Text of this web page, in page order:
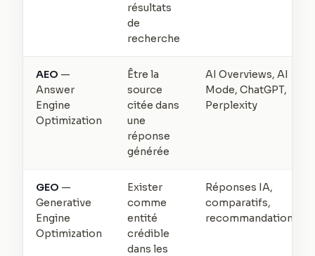
résultats
de
recherche
AEO —
Answer
Engine
Optimization
Être la
source
citée dans
une
réponse
générée
AI Overviews, AI
Mode, ChatGPT,
Perplexity
GEO —
Generative
Engine
Optimization
Exister
comme
entité
crédible
dans les
Réponses IA,
comparatifs,
recommandations